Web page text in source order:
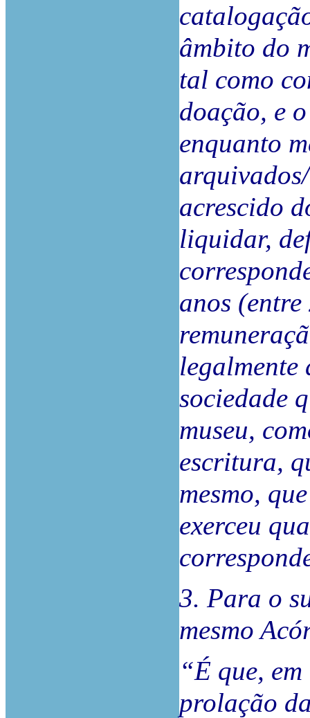
âmbito do
tal como
doação, e
enquanto
acrescido
liquidar,
anos
sociedade
museu,
escritura,
mesmo,
exerceu
3. Para o
mesmo
“É que,
prolação